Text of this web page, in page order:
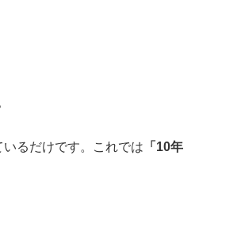
るだけです。これでは 「10年